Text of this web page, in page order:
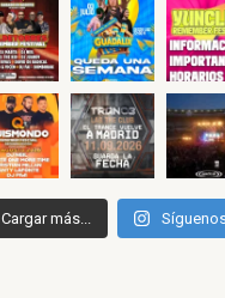
Cargar más...